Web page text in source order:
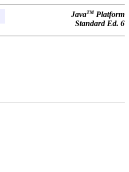
JavaTM Platform
Standard Ed. 6